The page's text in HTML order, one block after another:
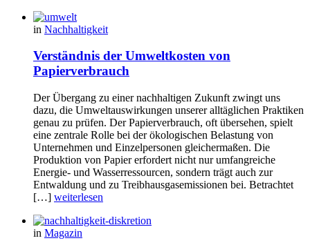
in Nachhaltigkeit
Verständnis der Umweltkosten von
Papierverbrauch
Der Übergang zu einer nachhaltigen Zukunft zwingt uns
dazu, die Umweltauswirkungen unserer alltäglichen Praktiken
genau zu prüfen. Der Papierverbrauch, oft übersehen, spielt
eine zentrale Rolle bei der ökologischen Belastung von
Unternehmen und Einzelpersonen gleichermaßen. Die
Produktion von Papier erfordert nicht nur umfangreiche
Energie- und Wasserressourcen, sondern trägt auch zur
Entwaldung und zu Treibhausgasemissionen bei. Betrachtet
[…] weiterlesen
in Magazin